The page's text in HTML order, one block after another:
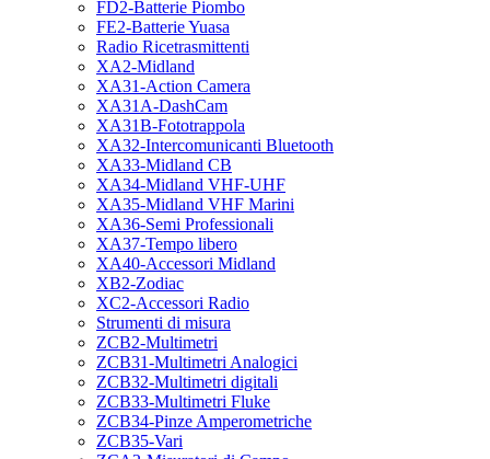
FD2-Batterie Piombo
FE2-Batterie Yuasa
Radio Ricetrasmittenti
XA2-Midland
XA31-Action Camera
XA31A-DashCam
XA31B-Fototrappola
XA32-Intercomunicanti Bluetooth
XA33-Midland CB
XA34-Midland VHF-UHF
XA35-Midland VHF Marini
XA36-Semi Professionali
XA37-Tempo libero
XA40-Accessori Midland
XB2-Zodiac
XC2-Accessori Radio
Strumenti di misura
ZCB2-Multimetri
ZCB31-Multimetri Analogici
ZCB32-Multimetri digitali
ZCB33-Multimetri Fluke
ZCB34-Pinze Amperometriche
ZCB35-Vari